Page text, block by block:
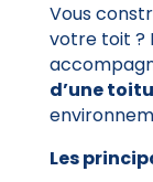
Vous
votre toit ?
d’une
Les